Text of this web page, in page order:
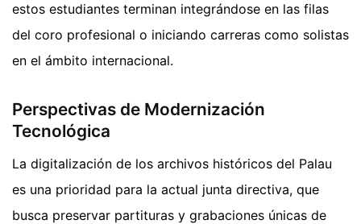
estos estudiantes terminan integrándose en las filas
del coro profesional o iniciando carreras como solistas
en el ámbito internacional.
Perspectivas de Modernización
Tecnológica
La digitalización de los archivos históricos del Palau
es una prioridad para la actual junta directiva, que
busca preservar partituras y grabaciones únicas de